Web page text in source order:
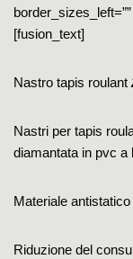
[fusion_text]
Nastro tapis roulant
Nastri per tapis
diamantata in pvc a
Materiale
Riduzione del